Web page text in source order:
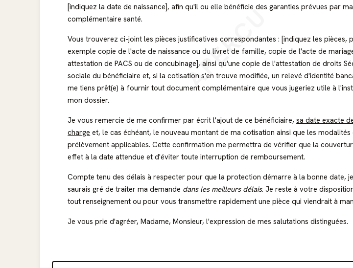
APERÇU
[indiquez la date de naissance], afin qu'il ou elle bénéficie des garanties prévues par ma
complémentaire santé.
Vous trouverez ci-joint les pièces justificatives correspondantes : [indiquez les pièces,
exemple copie de l'acte de naissance ou du livret de famille, copie de l'acte de
attestation de PACS ou de concubinage], ainsi qu'une copie de l'attestation de droits
sociale du bénéficiaire et, si la cotisation s'en trouve modifiée, un relevé d'identité
me tiens prêt(e) à fournir tout document complémentaire que vous jugeriez utile à
mon dossier.
Je vous remercie de me confirmer par écrit l'ajout de ce bénéficiaire,sa date exacte
charge et, le cas échéant, le nouveau montant de ma cotisation ainsi que les modalités
prélèvement applicables. Cette confirmation me permettra de vérifier que la
effet à la date attendue et d'éviter toute interruption de remboursement.
Compte tenu des délais à respecter pour que la protection démarre à la bonne date,
saurais gré de traiter ma demande dans les meilleurs délais. Je reste à votre
tout renseignement ou pour vous transmettre rapidement une pièce qui viendrait à
Je vous prie d'agréer, Madame, Monsieur, l'expression de mes salutations distinguées.